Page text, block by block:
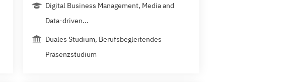
Digital Business Management, Media and
Data-driven...
Duales Studium, Berufsbegleitendes
Präsenzstudium